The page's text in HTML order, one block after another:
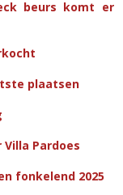
beurs komt er
plaatsen
Pardoes
fonkelend 2025